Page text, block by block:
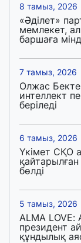
8 тамыз, 2026
«Әділет»
мемлекет,
баршаға
7 тамыз, 2026
Олжас
интеллект
беріледі
6 тамыз, 2026
Үкімет СҚО
бөлді
5 тамыз, 2026
ALMA
президент
құндылық